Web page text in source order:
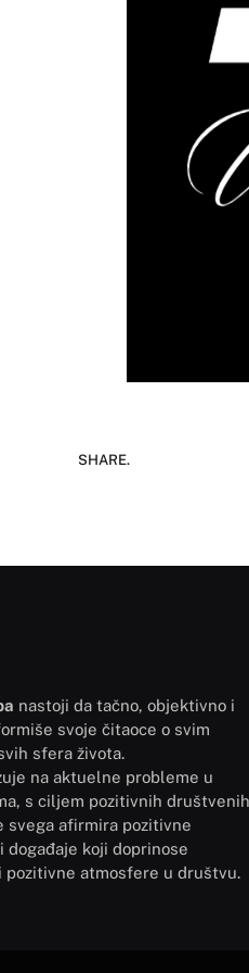
SHARE.
nastoji da tačno, objektivno i
svoje čitaoce o svim
sfera života.
na aktuelne probleme u
s ciljem pozitivnih društvenih
svega afirmira pozitivne
koji doprinose
pozitivne atmosfere u društvu.